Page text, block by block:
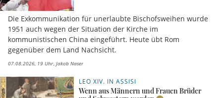
Die Exkommunikation für unerlaubte Bischofsweihen wurde
1951 auch wegen der Situation der Kirche im
kommunistischen China eingeführt. Heute übt Rom
gegenüber dem Land Nachsicht.
07.08.2026, 19 Uhr Jakob Naser
LEO XIV. IN ASSISI
Wenn aus Männern und Frauen Brüder